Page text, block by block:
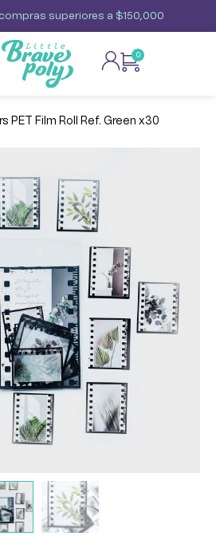
compras superiores a $150,000
0
PET Film Roll Ref. Green x30